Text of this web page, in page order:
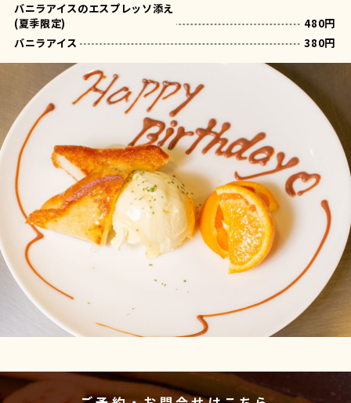
バニラアイスのエスプレッソ添え
(夏季限定)
480円
バニラアイス
380円